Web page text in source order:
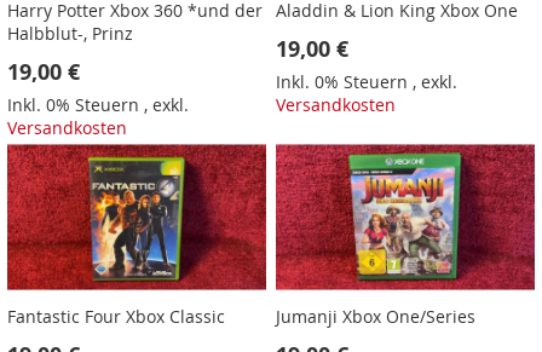
Harry Potter Xbox 360 *und der
Halbblut-, Prinz
19,00 €
Inkl. 0% Steuern , exkl.
Versandkosten
Aladdin & Lion King Xbox One
19,00 €
Inkl. 0% Steuern ,exkl.
Versandkosten
Fantastic Four Xbox Classic Jumanji Xbox One/Series